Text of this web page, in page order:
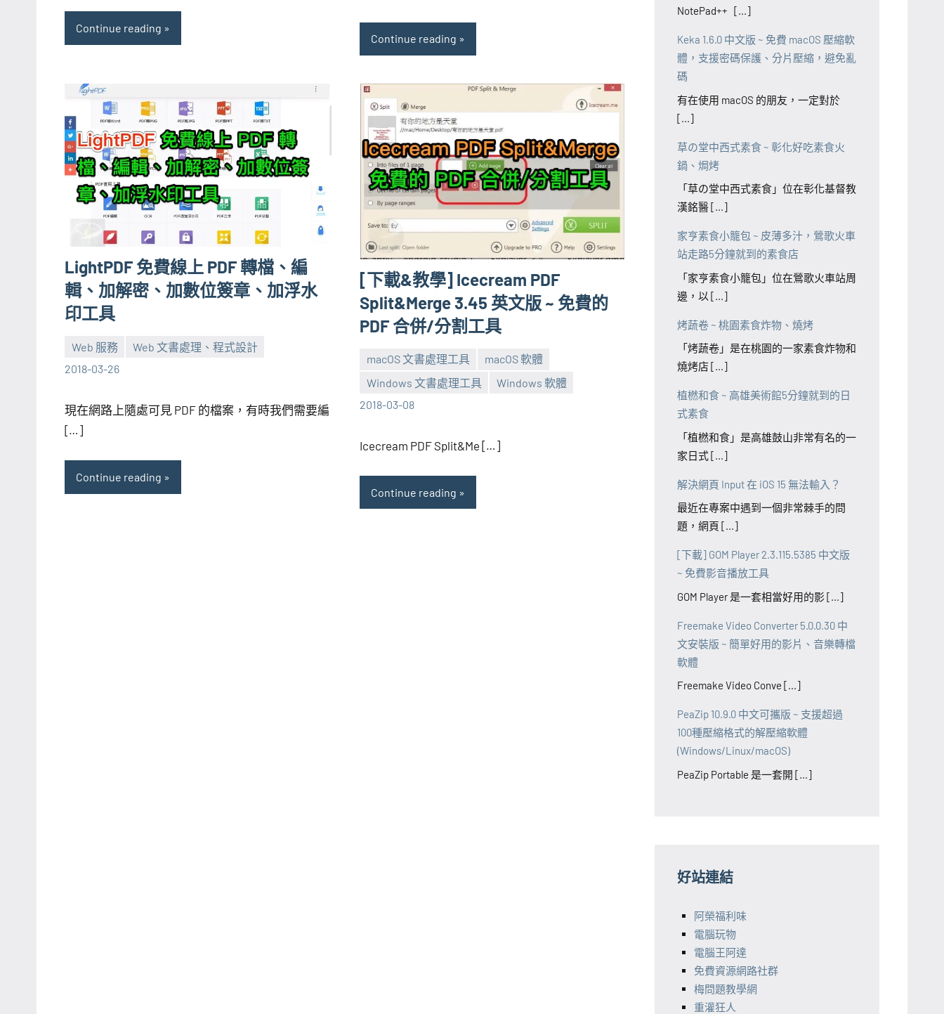
Continue reading
Continue reading
LightPDF 免費線上 PDF 轉檔、編
輯、加解密、加數位簽章、加浮水
印工具
Web 服務
Web 文書處理、程式設計
2018-03-26
張
芋
No
現在網路上隨處可見 PDF 的檔案，有時我們需要編
[…]
Continue reading
[下載&教學] Icecream PDF
Split&Merge 3.45 英文版 ~ 免費的
PDF 合併/分割工具
macOS 文書處理工具
macOS 軟體
Windows 文書處理工具
Windows 軟體
2018-03-08
張
海
comment
Icecream PDF Split&Me […]
Continue reading
NotePad++ [...]
Keka 1.6.0 中文版 ~ 免費 macOS 壓縮軟
體，支援密碼保護、分片壓縮，避免亂
碼
有在使用 macOS 的朋友，一定對於
[...]
草の堂中西式素食 ~ 彰化好吃素食火
鍋、焗烤
「草の堂中西式素食」位在彰化基督教
漢銘醫 [...]
家亨素食小籠包 ~ 皮薄多汁，鶯歌火車
站走路5分鐘就到的素食店
「家亨素食小籠包」位在鶯歌火車站周
邊，以 [...]
烤蔬卷 ~ 桃園素食炸物、燒烤
「烤蔬卷」是在桃園的一家素食炸物和
燒烤店 [...]
植橪和食 ~ 高雄美術館5分鐘就到的日
式素食
「植橪和食」是高雄鼓山非常有名的一
家日式 [...]
解決網頁 Input 在 iOS 15 無法輸入？
最近在專案中遇到一個非常棘手的問
題，網頁 [...]
[下載] GOM Player 2.3.115.5385 中文版
~ 免費影音播放工具
GOM Player 是一套相當好用的影 [...]
Freemake Video Converter 5.0.0.30 中
文安裝版 ~ 簡單好用的影片、音樂轉檔
軟體
Freemake Video Conve [...]
PeaZip 10.9.0 中文可攜版 ~ 支援超過
100種壓縮格式的解壓縮軟體
(Windows/Linux/macOS)
PeaZip Portable 是一套開 [...]
好站連結
阿榮福利味
電腦玩物
電腦王阿達
免費資源網路社群
梅問題教學網
重灌狂人